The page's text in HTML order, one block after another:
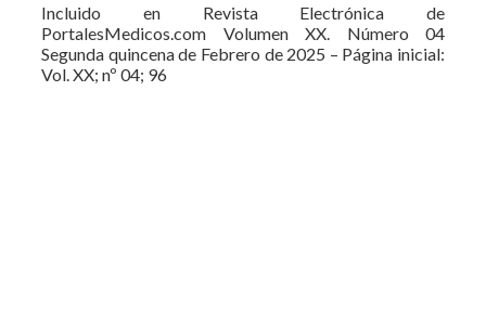
Incluido en Revista Electrónica de
PortalesMedicos.com Volumen XX. Número 04
Segunda quincena de Febrero de 2025 – Página inicial:
Vol. XX; nº 04; 96